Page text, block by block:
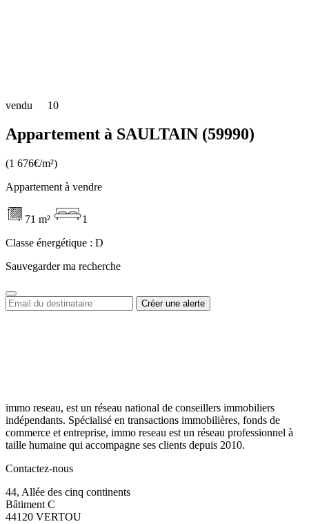
vendu 10
Appartement à SAULTAIN (59990)
(1 676€/m²)
Appartement à vendre
71 m²
1
Classe énergétique : D
Sauvegarder ma recherche
immo reseau, est un réseau national de conseillers immobiliers
indépendants. Spécialisé en transactions immobilières, fonds de
commerce et entreprise, immo reseau est un réseau professionnel à
taille humaine qui accompagne ses clients depuis 2010.
Contactez-nous
44, Allée des cinq continents
Bâtiment C
44120 VERTOU